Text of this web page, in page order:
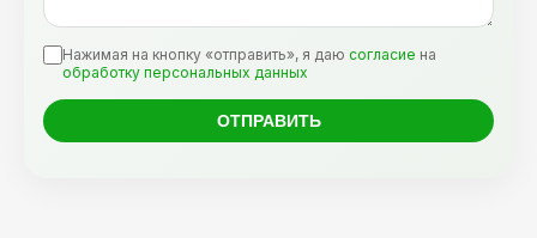
Нажимая на кнопку «отправить», я даю согласие на
обработку персональных данных